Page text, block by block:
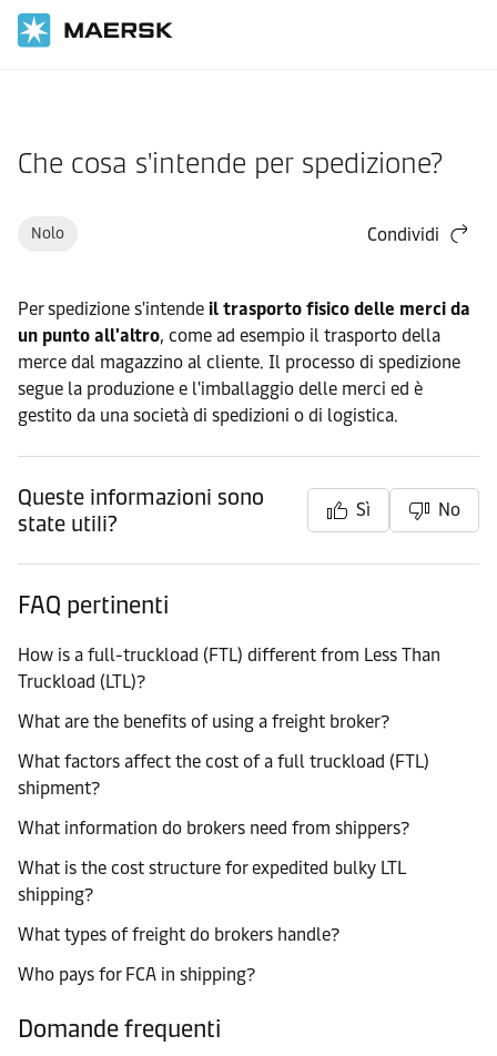
Che cosa s'intende per spedizione?
Nolo Condividi
Per spedizione s'intende il trasporto fisico delle merci da
un punto all'altro, come ad esempio il trasporto della
merce dal magazzino al cliente. Il processo di spedizione
segue la produzione e l'imballaggio delle merci ed è
gestito da una società di spedizioni o di logistica.
Queste informazioni sono
state utili?
Sì No
FAQ pertinenti
How is a full-truckload (FTL) different from Less Than
Truckload (LTL)?
What are the benefits of using a freight broker?
What factors affect the cost of a full truckload (FTL)
shipment?
What information do brokers need from shippers?
What is the cost structure for expedited bulky LTL
shipping?
What types of freight do brokers handle?
Who pays for FCA in shipping?
Domande frequenti